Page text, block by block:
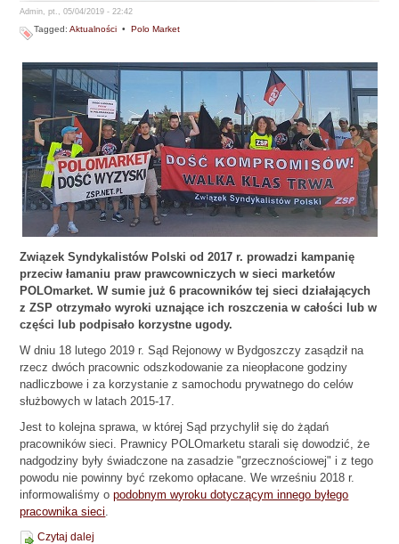
Admin, pt., 05/04/2019 - 22:42
Tagged:Aktualności •Polo Market
Związek Syndykalistów Polski od 2017 r. prowadzi kampanię
przeciw łamaniu praw prawcowniczych w sieci marketów
POLOmarket. W sumie już 6 pracowników tej sieci działających
z ZSP otrzymało wyroki uznające ich roszczenia w całości lub w
części lub podpisało korzystne ugody.
W dniu 18 lutego 2019 r. Sąd Rejonowy w Bydgoszczy zasądził na
rzecz dwóch pracownic odszkodowanie za nieopłacone godziny
nadliczbowe i za korzystanie z samochodu prywatnego do celów
służbowych w latach 2015-17.
Jest to kolejna sprawa, w której Sąd przychylił się do żądań
pracowników sieci. Prawnicy POLOmarketu starali się dowodzić, że
nadgodziny były świadczone na zasadzie "grzecznościowej" i z tego
powodu nie powinny być rzekomo opłacane. We wrześniu 2018 r.
informowaliśmy opodobnym wyroku dotyczącym innego byłego
pracownika sieci.
Czytaj dalej